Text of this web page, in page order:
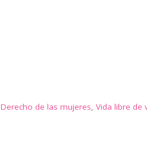
Derecho de las mujeres Vida libre de